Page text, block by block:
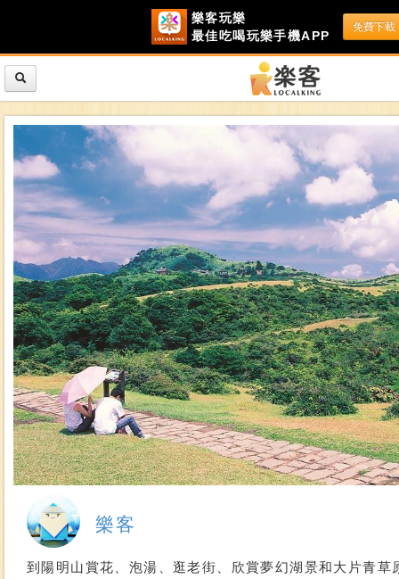
樂客玩樂
最佳吃喝玩樂手機APP
免費下載
"樂遊陽明山 陽明山就該這樣玩！"
樂客
到陽明山賞花、泡湯、逛老街、欣賞夢幻湖景和大片青草